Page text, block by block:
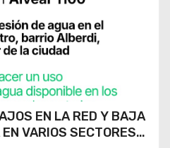
EN LA RED Y BAJA
VARIOS SECTORES